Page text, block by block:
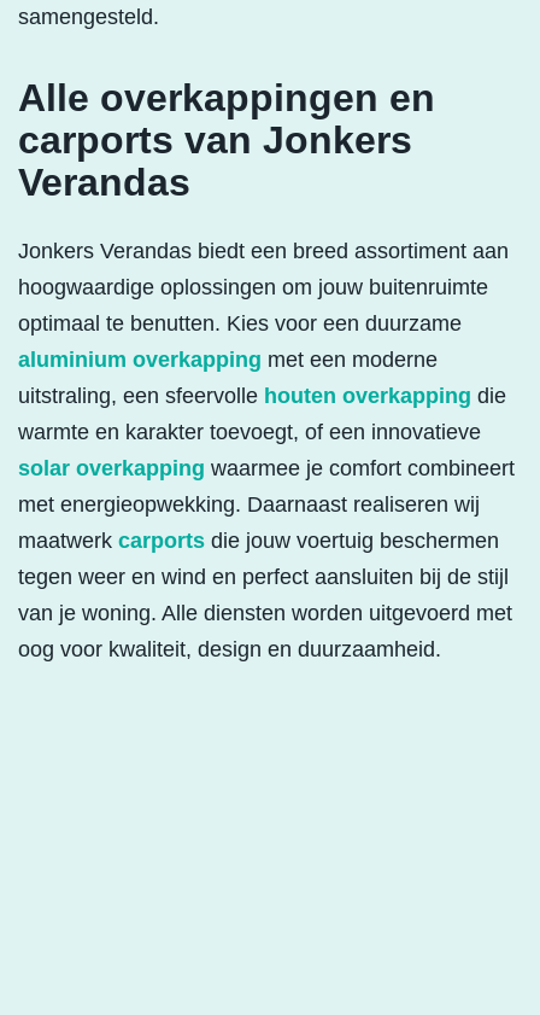
samengesteld.
Alle overkappingen en
carports van Jonkers
Verandas
Jonkers Verandas biedt een breed assortiment aan
hoogwaardige oplossingen om jouw buitenruimte
optimaal te benutten. Kies voor een duurzame
aluminium overkapping met een moderne
uitstraling, een sfeervolle houten overkapping die
warmte en karakter toevoegt, of een innovatieve
solar overkapping waarmee je comfort combineert
met energieopwekking. Daarnaast realiseren wij
maatwerk carports die jouw voertuig beschermen
tegen weer en wind en perfect aansluiten bij de stijl
van je woning. Alle diensten worden uitgevoerd met
oog voor kwaliteit, design en duurzaamheid.